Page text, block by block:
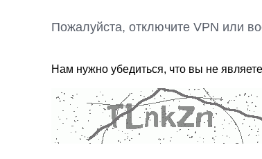
Пожалуйста, отключите VPN или
Нам нужно убедиться, что вы не